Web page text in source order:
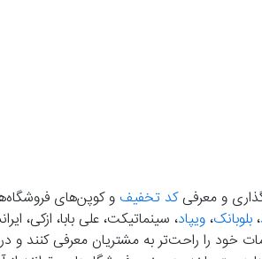
و معرفیکد تخفیفو کوپن‌های
، بلوبانک، ویپاد، سینماتیکت، علی بابا، ازکی،
را راحت‌تر به مشتریان معرفی کنند و در